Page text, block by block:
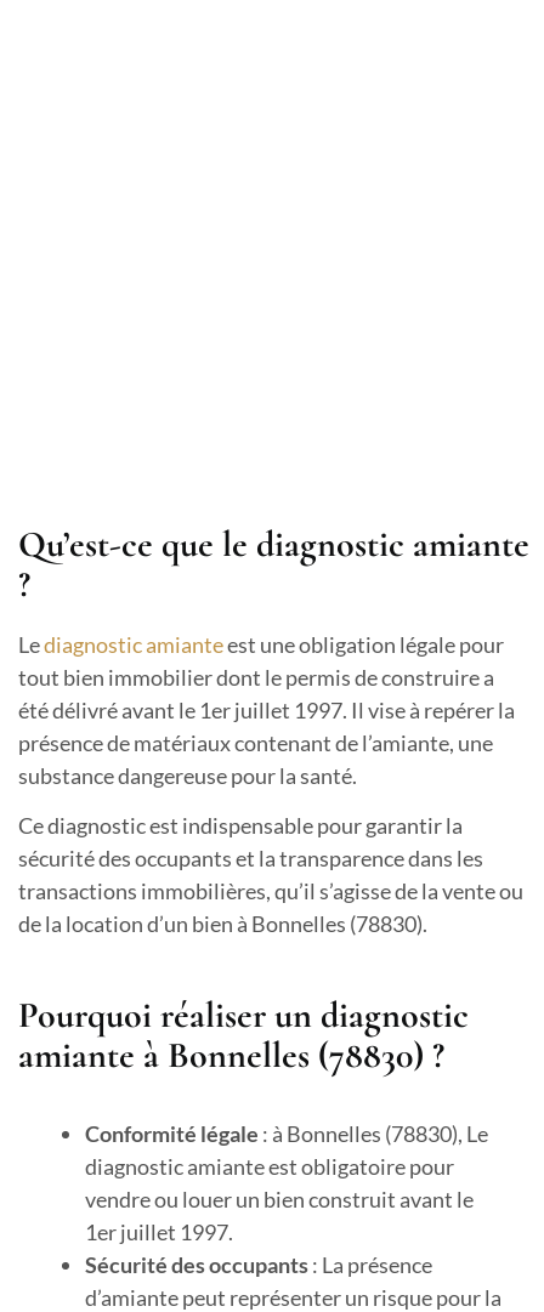
Qu’est-ce que le diagnostic amiante
?
Lediagnostic amianteest une obligation légale pour
tout bien immobilier dont le permis de construire a
été délivré avant le 1er juillet 1997. Il vise à repérer la
présence de matériaux contenant de l’amiante, une
substance dangereuse pour la santé.
Ce diagnostic est indispensable pour garantir la
sécurité des occupants et la transparence dans les
transactions immobilières, qu’il s’agisse de la vente ou
de la location d’un bien à Bonnelles (78830).
Pourquoi réaliser un diagnostic
amiante à Bonnelles (78830) ?
Conformité légale : à Bonnelles (78830), Le
diagnostic amiante est obligatoire pour
vendre ou louer un bien construit avant le
1er juillet 1997.
Sécurité des occupants: La présence
d’amiante peut représenter un risque pour la